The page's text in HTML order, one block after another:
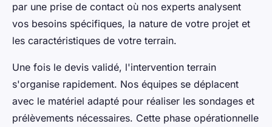
par une prise de contact où nos experts analysent
vos besoins spécifiques, la nature de votre projet et
les caractéristiques de votre terrain.
Une fois le devis validé, l'intervention terrain
s'organise rapidement. Nos équipes se déplacent
avec le matériel adapté pour réaliser les sondages et
prélèvements nécessaires. Cette phase opérationnelle